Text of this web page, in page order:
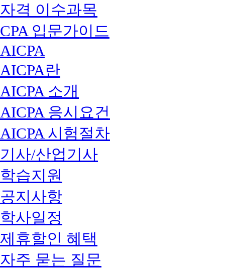
자격 이수과목
CPA 입문가이드
AICPA
AICPA란
AICPA 소개
AICPA 응시요건
AICPA 시험절차
기사/산업기사
학습지원
공지사항
학사일정
제휴할인 혜택
자주 묻는 질문